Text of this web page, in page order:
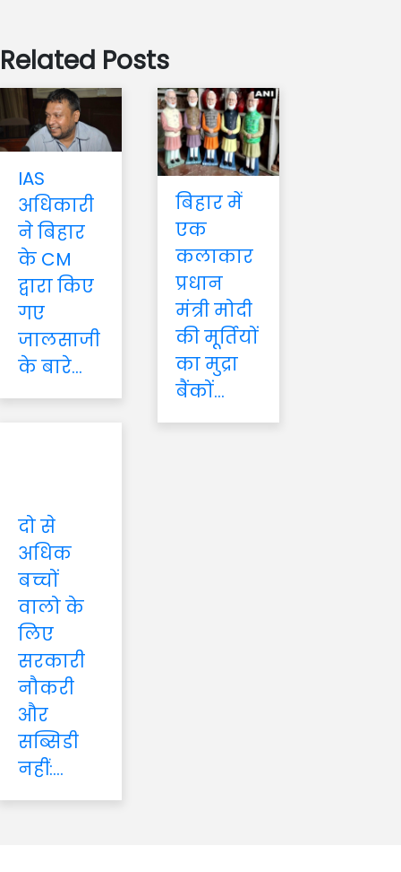
Related Posts
IAS
अधिकारी
ने बिहार
के CM
द्वारा किए
गए
जालसाजी
के बारे...
बिहार में
एक
कलाकार
प्रधान
मंत्री मोदी
की मूर्तियों
का मुद्रा
बैंकों...
दो से
अधिक
बच्चों
वालो के
लिए
सरकारी
नौकरी
और
सब्सिडी
नहीं:...